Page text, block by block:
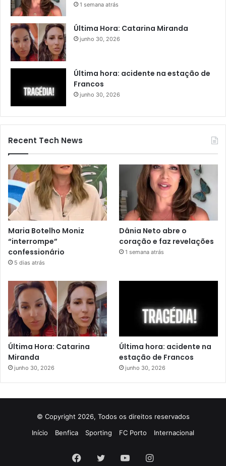
1 semana atrás
Última Hora: Catarina Miranda
junho 30, 2026
Última hora: acidente na estação de
Francos
junho 30, 2026
Recent Tech News
Maria Botelho Moniz
“interrompe”
confessionário
5 dias atrás
Dânia Neto abre o
coração e faz revelações
1 semana atrás
Última Hora: Catarina
Miranda
junho 30, 2026
Última hora: acidente na
estação de Francos
junho 30, 2026
© Copyright 2026, Todos os direitos reservados
Início
Benfica Sporting FC Porto Internacional
Facebook
TwitterYouTubeInstagram